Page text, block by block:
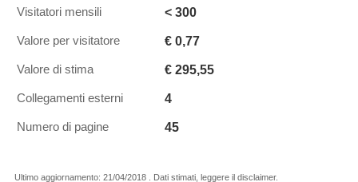
Visitatori mensili < 300
Valore per visitatore € 0,77
Valore di stima € 295,55
Collegamenti esterni 4
Numero di pagine 45
Ultimo aggiornamento: 21/04/2018 . Dati stimati, leggere il disclaimer.